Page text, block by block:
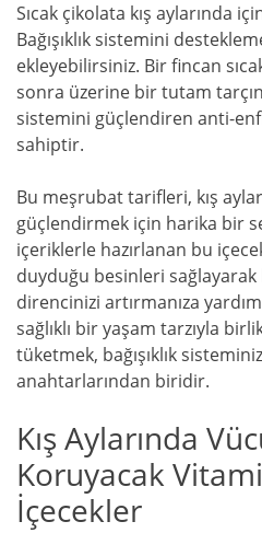
Sıcak çikolata kış aylarında
Bağışıklık sistemini
ekleyebilirsiniz. Bir fincan
sonra üzerine bir tutam tarçın
sistemini güçlendiren anti-
sahiptir.
Bu meşrubat tarifleri, kış
güçlendirmek için harika bir
içeriklerle hazırlanan bu
duyduğu besinleri sağlayarak
direncinizi artırmanıza
sağlıklı bir yaşam tarzıyla
tüketmek, bağışıklık
anahtarlarından biridir.
Kış Aylarında
Koruyacak
İçecekler